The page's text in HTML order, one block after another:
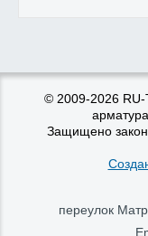
© 2009-2026 RU-
Защищено
переулок